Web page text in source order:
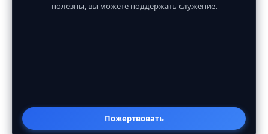
полезны, вы можете поддержать служение.
Пожертвовать